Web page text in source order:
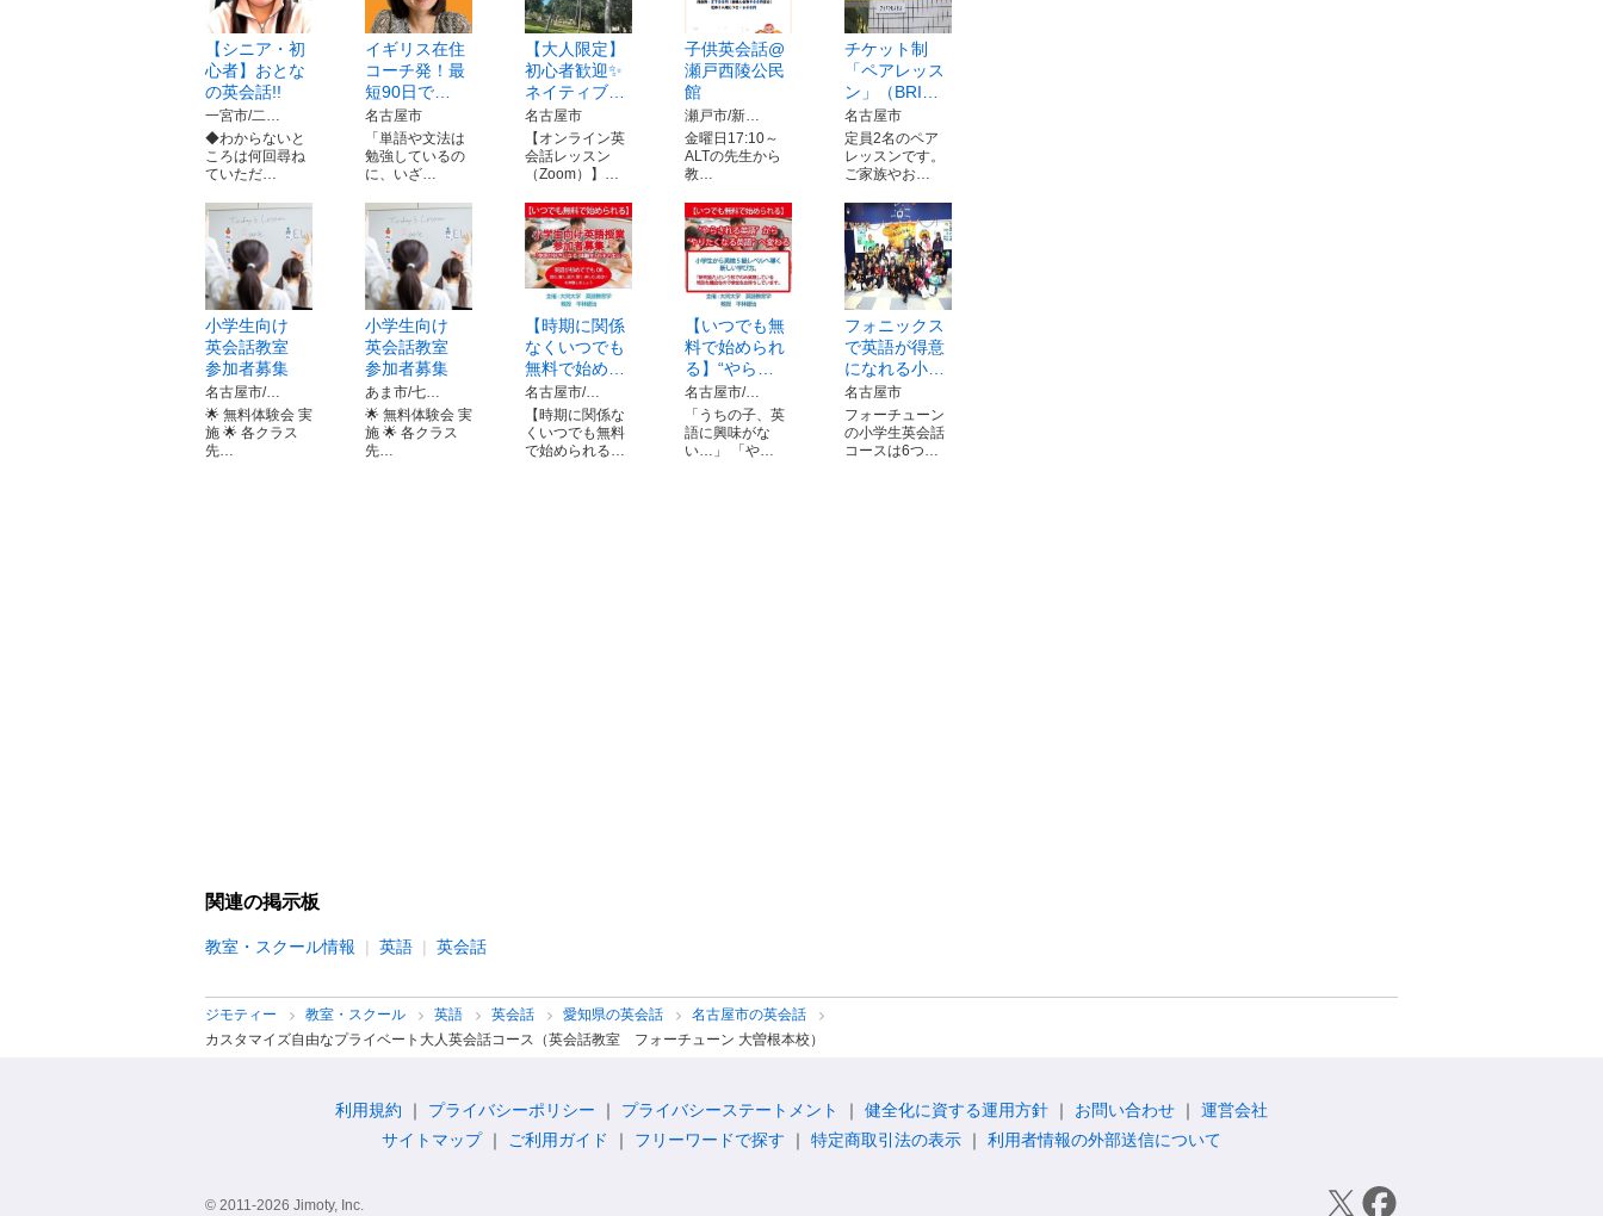
【シニア・初
心者】おとな
の英会話!!
一宮市/二…
◆わからないと
ころは何回尋ね
ていただ…
イギリス在住
コーチ発！最
短90日で…
名古屋市
「単語や文法は
勉強しているの
に、いざ…
【大人限定】
初心者歓迎✨
ネイティブ…
名古屋市
【オンライン英
会話レッスン
（Zoom）】…
子供英会話@
瀬戸西陵公民
館
瀬戸市/新…
金曜日17:10～
ALTの先生から
教…
チケット制
「ペアレッス
ン」（BRI…
名古屋市
定員2名のペア
レッスンです。
ご家族やお…
小学生向け
英会話教室
参加者募集
名古屋市/…
🌟 無料体験会 実
施 🌟 各クラス
先…
小学生向け
英会話教室
参加者募集
あま市/七…
🌟 無料体験会 実
施 🌟 各クラス
先…
【時期に関係
なくいつでも
無料で始め…
名古屋市/…
【時期に関係な
くいつでも無料
で始められる…
【いつでも無
料で始められ
る】“やら…
名古屋市/…
「うちの子、英
語に興味がな
い…」 「や…
フォニックス
で英語が得意
になれる小…
名古屋市
フォーチューン
の小学生英会話
コースは6つ…
関連の掲示板
教室・スクール情報 英語 英会話
ジモティー 教室・スクール 英語 英会話 愛知県の英会話
名古屋市の英会話
カスタマイズ自由なプライベート大人英会話コース（英会話教室 フォーチューン 大曽根本校）
利用規約 プライバシーポリシー プライバシーステートメント 健全化に資する運用方針 お問い合わせ
運営会社
サイトマップ
ご利用ガイド フリーワードで探す 特定商取引法の表示 利用者情報の外部送信について
© 2011-2026 Jimoty, Inc.